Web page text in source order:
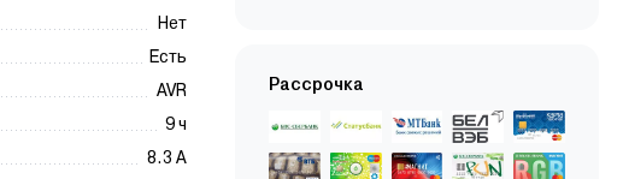
Нет
Есть
AVR
9 ч
8.3 А
Рассрочка